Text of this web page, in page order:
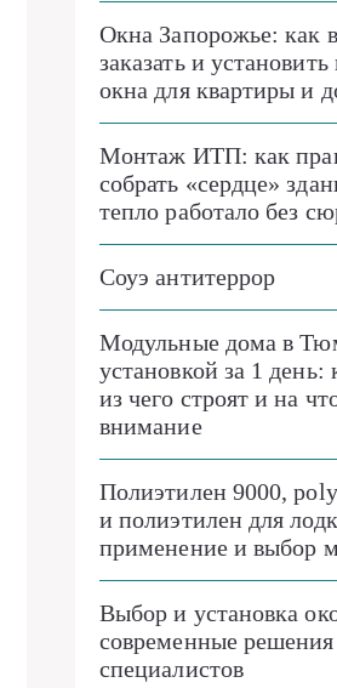
Окна Запорожье: как
заказать и
окна для квартиры и
Монтаж ИТП: как
собрать «сердце»
тепло работало без
Соуэ антитеррор
Модульные дома в
установкой за 1 день:
из чего строят и на
внимание
Полиэтилен 9000,
и полиэтилен для
применение и выбор
Выбор и установка
современные
специалистов